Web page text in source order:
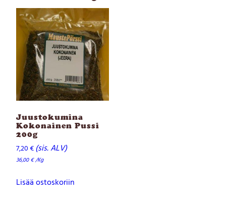
0
g
m
ä
r
ä
Juustokumina
Kokonainen Pussi
200g
7,20€ (sis. ALV)
36,00€/Kg
Lisää ostoskoriin